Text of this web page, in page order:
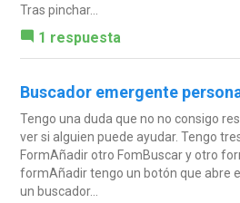
Tras pinchar...
1 respuesta
Buscador emergente
Tengo una duda que no no consigo
ver si alguien puede ayudar. Tengo
FormAñadir otro FomBuscar y otro
formAñadir tengo un botón que abre
un buscador...